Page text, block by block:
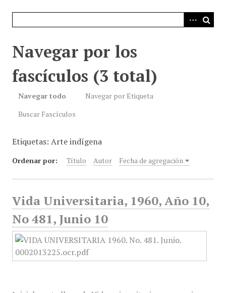
Navegar por los
fascículos (3 total)
Navegar todo
Navegar por Etiqueta
Buscar Fascículos
Etiquetas: Arte indígena
Ordenar por: Título Autor Fecha de agregación
Vida Universitaria, 1960, Año 10,
No 481, Junio 10